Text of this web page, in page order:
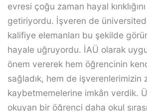
evresi çoğu zaman hayal
getiriyordu. İşveren de
kalifiye elemanları bu şekilde
hayale uğruyordu. İAÜ olarak
önem vererek hem öğrencinin
sağladık, hem de işverenlerimizin
kaybetmemelerine imkân verdik.
okuyan bir öğrenci daha okul